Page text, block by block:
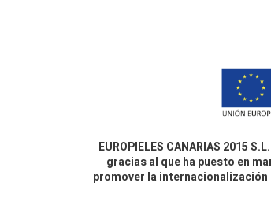
EUROPIELES CANARIAS
gracias al que ha puesto en
promover la internacionalización